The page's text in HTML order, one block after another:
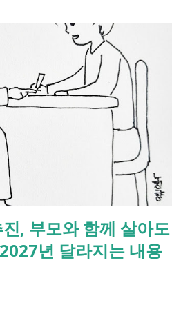
습니다. 행정복지센터에서는 - 금융재
청할 수 있습니다. 나머지는 직접 해야
법원 - 상속세, 취득세 신고 세무서, 시
행, 보험사 사망신고 당일에 끝낼 수
부터입니다. [조회되는 것 vs 안되는
은행, 보험, 증권 사금융, 개인 간 거래
동차 해외 자산, 현금 기타 연금 사업
] - 부모님 사망 후 ...
, 부모와 함께 살아도
년 달라지는 내용